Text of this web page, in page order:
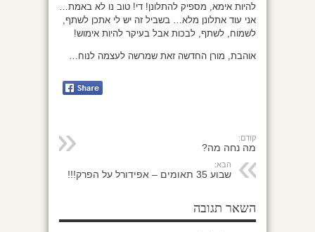
להיות אימא, מספיק להתלונן! די! טוב נו לא באמת…
אני עוד אתלונן מלא… בשביל זה יש לי אתכן לשתף,
לשמוח, לשתף, לבכות אבל בעיקר להיות אימוש!
אוהבת, מורן החדשה זאת שמרשה לעצמה לנוח…
קודם:
מה נחה מה?
הבא:
שבוע 35 תאומים – אפידורל על הפרק!!!
השאר תגובה